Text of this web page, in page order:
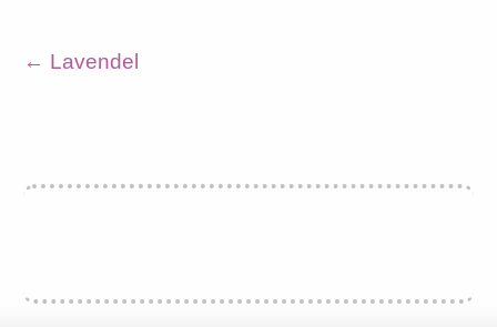
← Lavendel